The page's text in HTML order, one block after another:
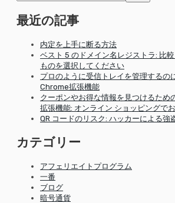
最近の記事
内定を上手に断る方法
ベスト 5 のドメイン名レジストラ: 比
ものを選択してください
プロのように受信トレイを管理するの
Chrome拡張機能
クーポンやお得な情報を見つけるため
拡張機能: オンライン ショッピングで
QR コードのリスク: ハッカーによる強
カテゴリー
アフェリエイトプログラム
一番
ブログ
暗号通貨